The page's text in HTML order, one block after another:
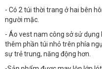
- Có 2 túi thời trang ở hai bên
người mặc.
- Áo vest nam công sở sử dụng
thêm phần túi nhỏ trên phía
sự trẻ trung, năng động hơn.